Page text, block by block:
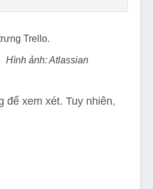
Hình ảnh: Atlassian
để xem xét. Tuy nhiên,